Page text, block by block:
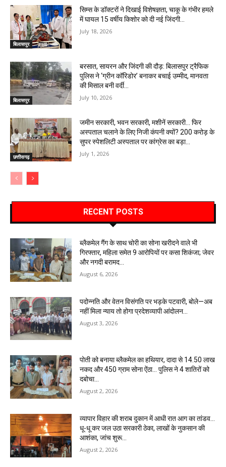
बिलासपुर
सिम्स के डॉक्टरों ने दिखाई विशेषज्ञता, चाकू के गंभीर हमले
में घायल 15 वर्षीय किशोर को दी नई जिंदगी…
July 18, 2026
बिलासपुर
बरसात, सायरन और जिंदगी की दौड़: बिलासपुर ट्रैफिक
पुलिस ने ‘ग्रीन कॉरिडोर’ बनाकर बचाई उम्मीद, मानवता
की मिसाल बनी वर्दी…
July 10, 2026
छत्तीसगढ़
जमीन सरकारी, भवन सरकारी, मशीनें सरकारी… फिर
अस्पताल चलाने के लिए निजी कंपनी क्यों? 200 करोड़ के
सुपर स्पेशलिटी अस्पताल पर कांग्रेस का बड़ा...
July 1, 2026
RECENT POSTS
ब्लैकमेल गैंग के साथ चोरी का सोना खरीदने वाले भी
गिरफ्तार, महिला समेत 9 आरोपियों पर कसा शिकंजा; जेवर
और नगदी बरामद…
August 6, 2026
पदोन्नति और वेतन विसंगति पर भड़के पटवारी, बोले—अब
नहीं मिला न्याय तो होगा प्रदेशव्यापी आंदोलन…
August 3, 2026
पोती को बनाया ब्लैकमेल का हथियार, दादा से 14.50 लाख
नकद और 450 ग्राम सोना ऐंठा… पुलिस ने 4 शातिरों को
दबोचा…
August 2, 2026
व्यापार विहार की शराब दुकान में आधी रात आग का तांडव…
धू-धू कर जल उठा सरकारी ठेका, लाखों के नुकसान की
आशंका, जांच शुरू…
August 2, 2026